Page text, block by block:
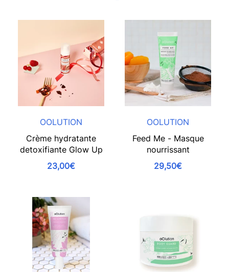
OOLUTION
Crème hydratante
detoxifiante Glow Up
23,00€
OOLUTION
Feed Me - Masque
nourrissant
29,50€